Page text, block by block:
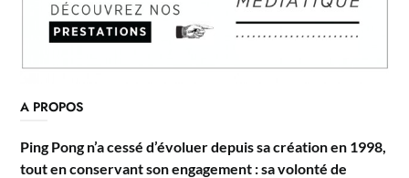
A PROPOS
Ping Pong n’a cessé d’évoluer depuis sa création en 1998,
tout en conservant son engagement : sa volonté de